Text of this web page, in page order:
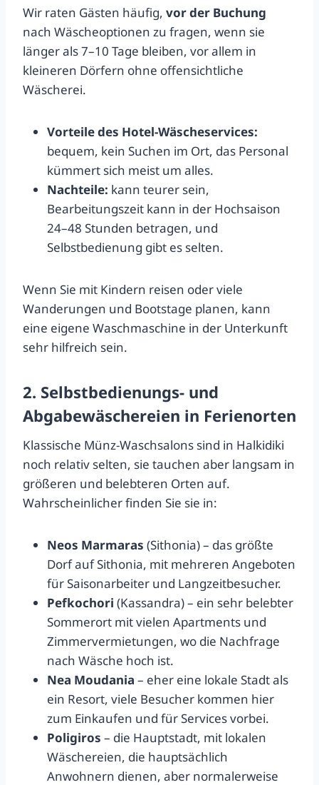
Wir raten Gästen häufig, vor der Buchung
nach Wäscheoptionen zu fragen, wenn sie
länger als 7–10 Tage bleiben, vor allem in
kleineren Dörfern ohne offensichtliche
Wäscherei.
Vorteile des Hotel-Wäscheservices:
bequem, kein Suchen im Ort, das Personal
kümmert sich meist um alles.
Nachteile: kann teurer sein,
Bearbeitungszeit kann in der Hochsaison
24–48 Stunden betragen, und
Selbstbedienung gibt es selten.
Wenn Sie mit Kindern reisen oder viele
Wanderungen und Bootstage planen, kann
eine eigene Waschmaschine in der Unterkunft
sehr hilfreich sein.
2. Selbstbedienungs- und
Abgabewäschereien in Ferienorten
Klassische Münz-Waschsalons sind in Halkidiki
noch relativ selten, sie tauchen aber langsam in
größeren und belebteren Orten auf.
Wahrscheinlicher finden Sie sie in:
Neos Marmaras (Sithonia) – das größte
Dorf auf Sithonia, mit mehreren Angeboten
für Saisonarbeiter und Langzeitbesucher.
Pefkochori (Kassandra) – ein sehr belebter
Sommerort mit vielen Apartments und
Zimmervermietungen, wo die Nachfrage
nach Wäsche hoch ist.
Nea Moudania – eher eine lokale Stadt als
ein Resort, viele Besucher kommen hier
zum Einkaufen und für Services vorbei.
Poligiros – die Hauptstadt, mit lokalen
Wäschereien, die hauptsächlich
Anwohnern dienen, aber normalerweise